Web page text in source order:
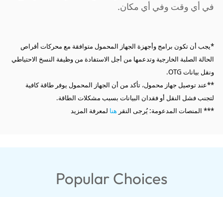
في أي وقت وفي أي مكان.
*يجب أن تكون برامج وأجهزة الجهاز المحمول متوافقة مع محركات أقراص
الحالة الصلبة الخارجية وتدعمها من أجل الاستفادة من وظيفة النسخ الاحتياطي
ونقل بيانات OTG.
**عند توصيل جهاز محمول، تأكد من أن الجهاز المحمول يوفر طاقة كافية
لتجنب فشل النقل أو فقدان البيانات بسبب مشكلات الطاقة.
*** المنصات المدعومة: يُرجى النقر هنا لمعرفة المزيد
Popular Choices